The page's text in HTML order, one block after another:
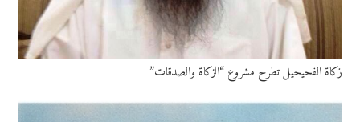
زكاة الفحيحيل تطرح مشروع “الزكاة والصدقات”